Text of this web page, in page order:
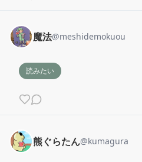
魔法@meshidemokuou
読みたい
熊ぐらたん@kumagura